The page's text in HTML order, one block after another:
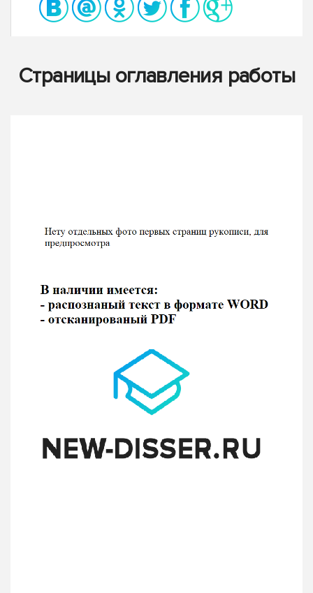
Страницы оглавления работы